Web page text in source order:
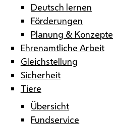
Deutsch lernen
Förderungen
Planung & Konzepte
Ehrenamtliche Arbeit
Gleichstellung
Sicherheit
Tiere
Übersicht
Fundservice